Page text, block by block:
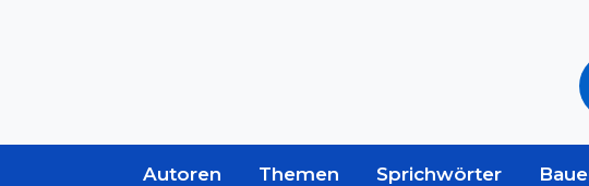
Autoren Themen Sprichwörter